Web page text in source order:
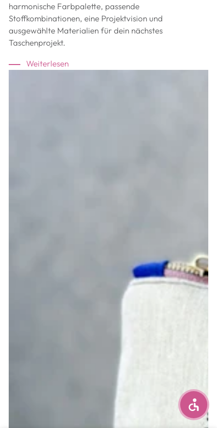
harmonische Farbpalette, passende
Stoffkombinationen, eine Projektvision und
ausgewählte Materialien für dein nächstes
Taschenprojekt.
Weiterlesen